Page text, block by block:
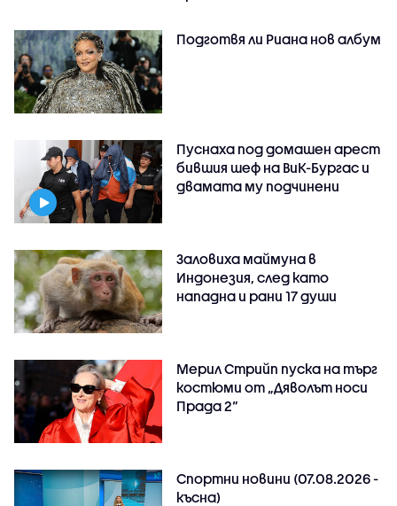
Подготвя ли Риана нов албум
Пуснаха под домашен арест
бившия шеф на ВиК-Бургас и
двамата му подчинени
Заловиха маймуна в
Индонезия, след като
нападна и рани 17 души
Мерил Стрийп пуска на търг
костюми от „Дяволът носи
Прада 2“
Спортни новини (07.08.2026 -
късна)